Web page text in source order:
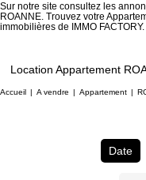
Sur notre site consultez les
ROANNE. Trouvez votre
immobilières de IMMO FACTORY.
Location Appartement
Accueil A vendre Appartement
Date